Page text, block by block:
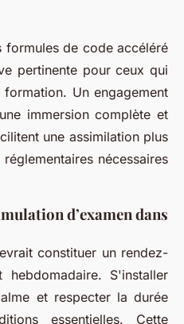
formules de code accéléré
pertinente pour ceux qui
Un engagement
immersion complète et
une assimilation plus
nécessaires
d’examen dans
constituer un rendez-
hebdomadaire. S'installer
et respecter la durée
essentielles. Cette